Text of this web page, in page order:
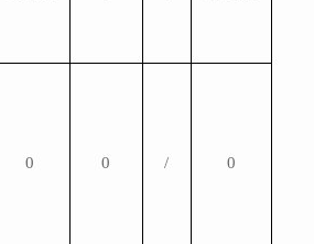
0 0 / 0